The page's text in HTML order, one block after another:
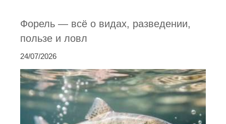
Форель — всё о видах, разведении,
пользе и ловл
24/07/2026